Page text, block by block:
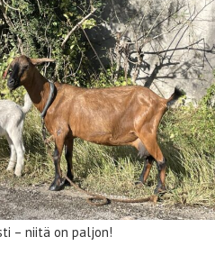
– niitä on paljon!